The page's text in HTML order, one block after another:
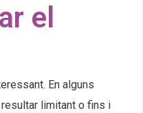
el
En alguns
limitant o fins i